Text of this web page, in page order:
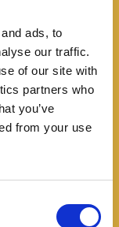
ads, to
our traffic.
of our site with
partners who
you’ve
from your use
que